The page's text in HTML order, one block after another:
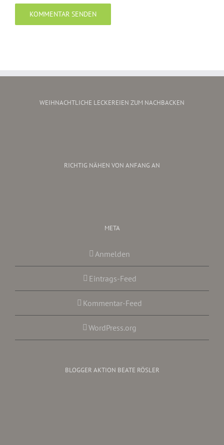
WEIHNACHTLICHE LECKEREIEN ZUM NACHBACKEN
RICHTIG NÄHEN VON ANFANG AN
META
Anmelden
Eintrags-Feed
Kommentar-Feed
WordPress.org
BLOGGER AKTION BEATE RÖSLER